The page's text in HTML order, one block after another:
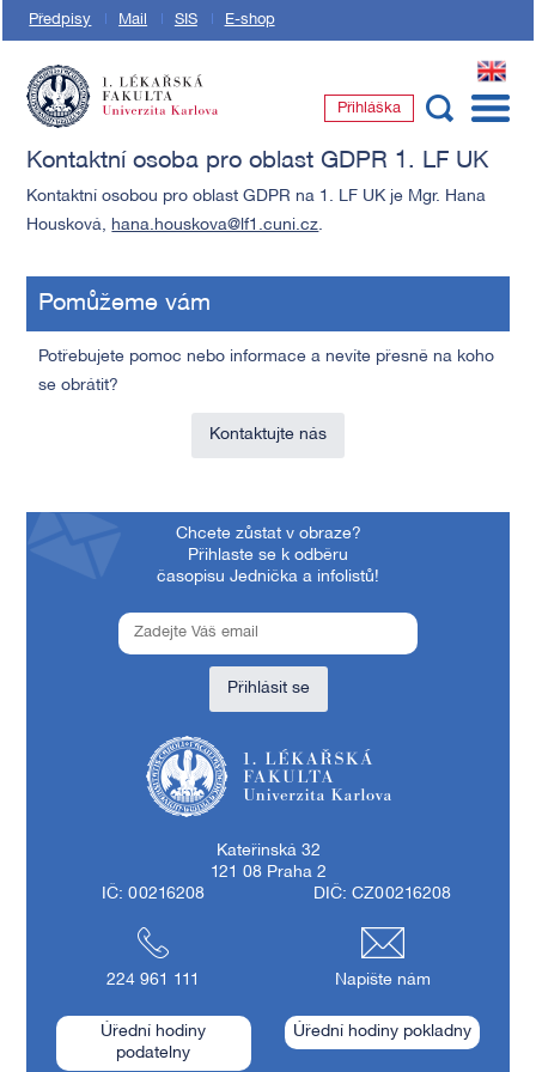
Předpisy Mail SIS E-shop
EN
Přihláška
Kontaktní osoba pro oblast GDPR 1. LF UK
Kontaktní osobou pro oblast GDPR na 1. LF UK je Mgr. Hana
Housková, hana.houskova@lf1.cuni.cz.
Pomůžeme vám
Potřebujete pomoc nebo informace a nevíte přesně na koho
se obrátit?
Kontaktujte nás
Chcete zůstat v obraze?
Přihlaste se k odběru
časopisu Jednička a infolistů!
Přihlásit se
Kateřinská 32
121 08 Praha 2
IČ: 00216208
DIČ: CZ00216208
224 961 111 Napište nám
Úřední hodiny
podatelny
Úřední hodiny pokladny